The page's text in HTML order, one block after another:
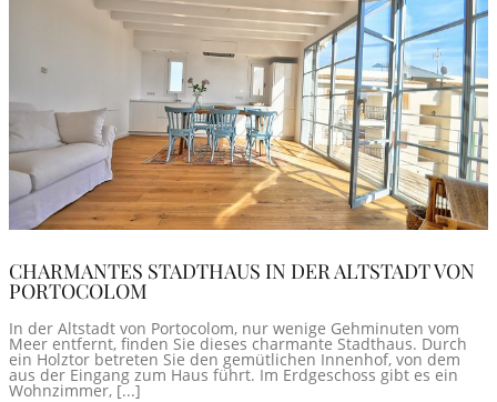
CHARMANTES STADTHAUS IN DER ALTSTADT VON
PORTOCOLOM
In der Altstadt von Portocolom, nur wenige Gehminuten vom
Meer entfernt, finden Sie dieses charmante Stadthaus. Durch
ein Holztor betreten Sie den gemütlichen Innenhof, von dem
aus der Eingang zum Haus führt. Im Erdgeschoss gibt es ein
Wohnzimmer, [...]